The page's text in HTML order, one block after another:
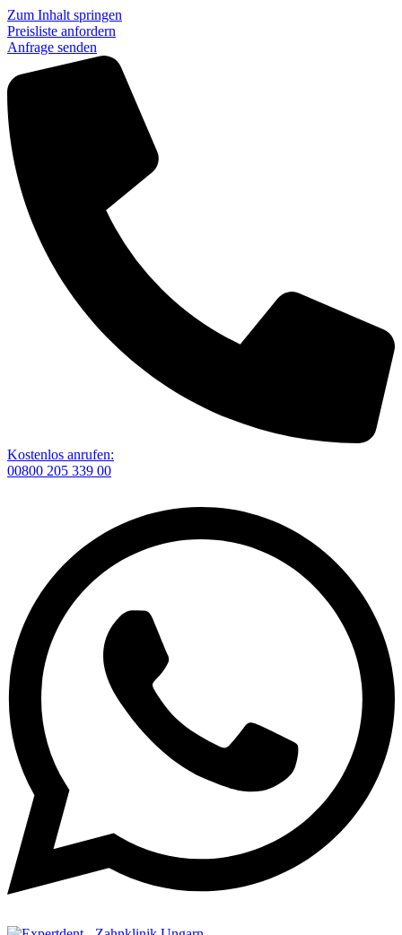
Zum Inhalt springen
Preisliste anfordern
Anfrage senden
Kostenlos anrufen:
00800 205 339 00